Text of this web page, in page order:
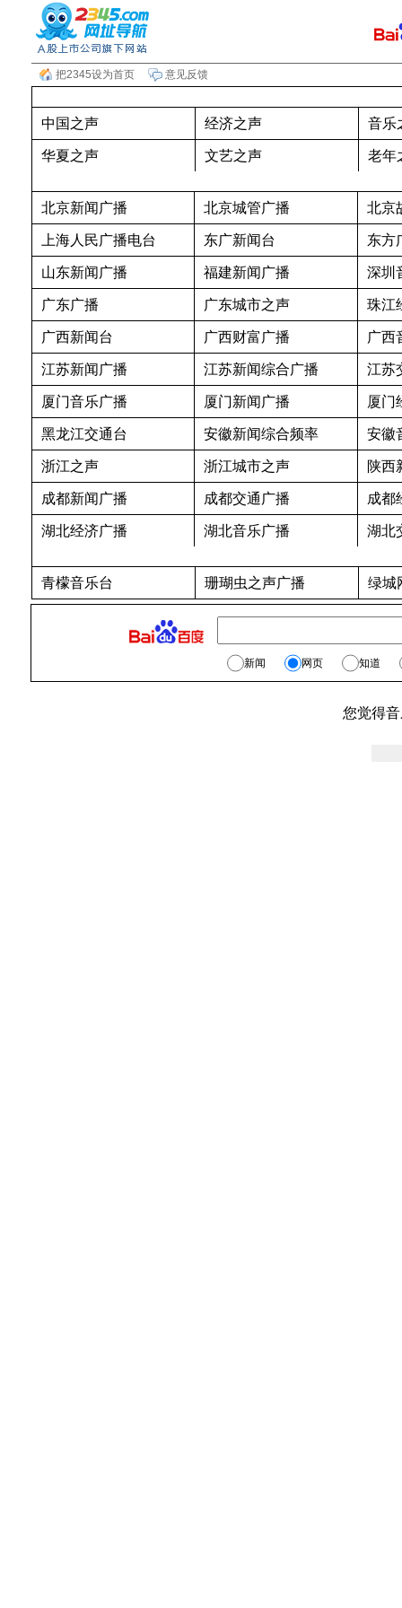
把2345设为首页 意见反馈
中国之声 经济之声 音乐
华夏之声 文艺之声 老年
北京新闻广播 北京城管广播 北京
上海人民广播电台 东广新闻台 东方
山东新闻广播 福建新闻广播 深圳
广东广播 广东城市之声 珠江
广西新闻台 广西财富广播 广西
江苏新闻广播 江苏新闻综合广播 江苏
厦门音乐广播 厦门新闻广播 厦门
黑龙江交通台 安徽新闻综合频率 安徽
浙江之声 浙江城市之声 陕西
成都新闻广播 成都交通广播 成都
湖北经济广播 湖北音乐广播 湖北
青檬音乐台 珊瑚虫之声广播 绿城
新闻 网页 知道
您觉得